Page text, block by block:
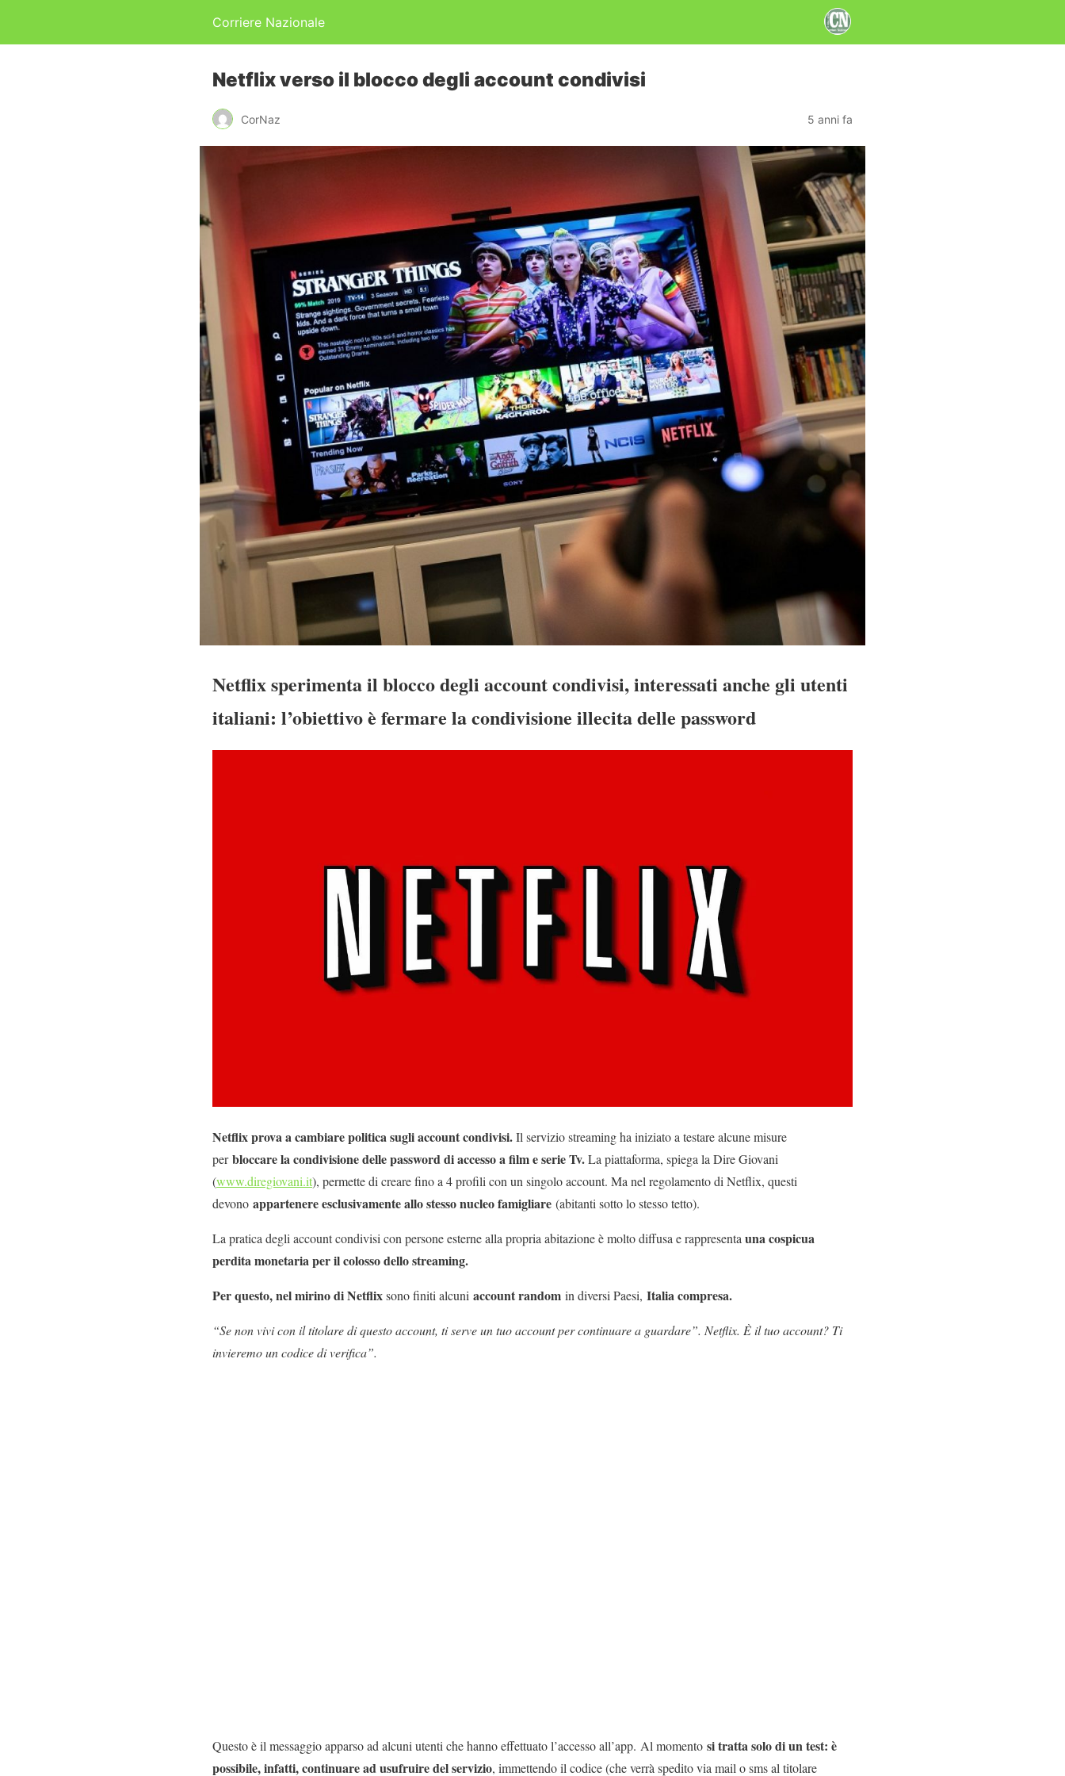
Corriere Nazionale
Netflix verso il blocco degli account condivisi
CorNaz 5 anni fa
Netflix sperimenta il blocco degli account condivisi, interessati anche gli utenti
italiani: l’obiettivo è fermare la condivisione illecita delle password
Netflix prova a cambiare politica sugli account condivisi.Il servizio streaming ha iniziato a testare alcune misure
perbloccare la condivisione delle password di accesso a film e serie Tv.La piattaforma, spiega la Dire Giovani
(www.diregiovani.it), permette di creare fino a 4 profili con un singolo account. Ma nel regolamento di Netflix, questi
devono appartenere esclusivamente allo stesso nucleo famigliare (abitanti sotto lo stesso tetto).
La pratica degli account condivisi con persone esterne alla propria abitazione è molto diffusa e rappresenta una cospicua
perdita monetaria per il colosso dello streaming.
Per questo, nel mirino di Netflixsono finiti alcuni account random in diversi Paesi, Italia compresa.
“Se non vivi con il titolare di questo account, ti serve un tuo account per continuare a guardare”. Netflix. È il tuo account? Ti
invieremo un codice di verifica”.
Questo è il messaggio apparso ad alcuni utenti che hanno effettuato l’accesso all’app. Al momento si tratta solo di un test: è
possibile, infatti, continuare ad usufruire del servizio, immettendo il codice (che verrà spedito via mail o sms al titolare